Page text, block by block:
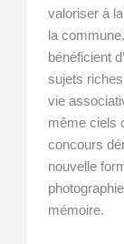
valoriser à
la
bénéficient
sujets
vie
même ciels
concours
nouvelle
mémoire.